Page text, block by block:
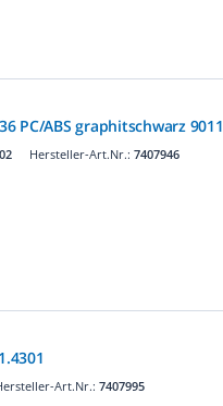
PC/ABS graphitschwarz 9011
Hersteller-Art.Nr.: 7407946
Art.Nr.: 7407995